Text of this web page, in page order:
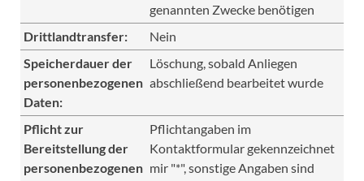
genannten Zwecke benötigen
Drittlandtransfer:
Nein
Speicherdauer der
personenbezogenen
Daten:
Löschung, sobald Anliegen
abschließend bearbeitet wurde
Pflicht zur
Bereitstellung der
personenbezogenen
Pflichtangaben im
Kontaktformular gekennzeichnet
mir "*", sonstige Angaben sind